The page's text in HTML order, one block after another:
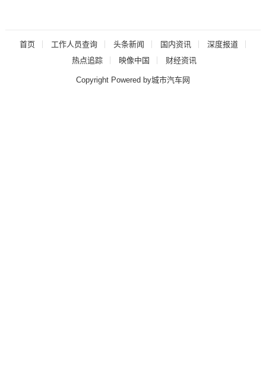
首页 工作人员查询 头条新闻 国内资讯
深度报道
热点追踪
映像中国 财经资讯
Copyright Powered by城市汽车网